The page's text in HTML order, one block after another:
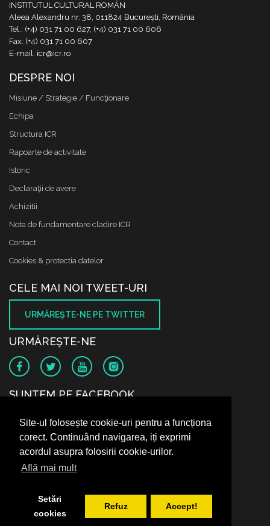
Site-ul folosește cookie-uri pentru a funcționa
corect. Continuând navigarea, iți exprimi
acordul asupra folosirii cookie-urilor.
Află mai mult
Setări
cookies
Refuz Accept!
INSTITUTUL CULTURAL ROMÂN
Aleea Alexandru nr. 38, 011824 București, România
Tel.: (+4) 031 71 00 627, (+4) 031 71 00 606
Fax: (+4) 031 71 00 607
E-mail: icr@icr.ro
DESPRE NOI
Misiune / Strategie / Funcţionare
Echipa
Structura ICR
Rapoarte de activitate
Istoric
Declaraţii de avere
Achizitii
Nota de fundamentare cladire ICR
Contact
Cookies & protectia datelor
CELE MAI NOI TWEET-URI
URMĂREŞTE-NE PE TWITTER
URMĂREŞTE-NE
SUNTEM PE FACEBOOK